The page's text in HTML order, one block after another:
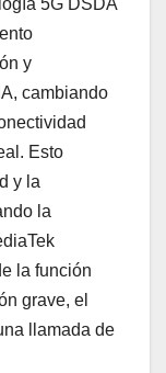
y
cambiando
Esto
y la
la
la función
grave, el
llamada de